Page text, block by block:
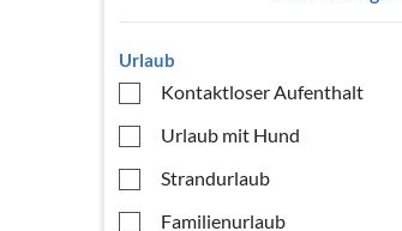
Urlaub
Kontaktloser Aufenthalt
Urlaub mit Hund
Strandurlaub
Familienurlaub